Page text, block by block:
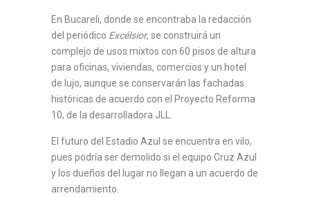
En Bucareli, donde se encontraba la redacción
del periódico Excélsior, se construirá un
complejo de usos mixtos con 60 pisos de altura
para oficinas, viviendas, comercios y un hotel
de lujo, aunque se conservarán las fachadas
históricas de acuerdo con el Proyecto Reforma
10, de la desarrolladora JLL.
El futuro del Estadio Azul se encuentra en vilo,
pues podría ser demolido si el equipo Cruz Azul
y los dueños del lugar no llegan a un acuerdo de
arrendamiento.